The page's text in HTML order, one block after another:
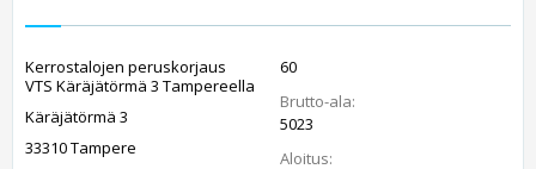
Kerrostalojen peruskorjaus
VTS Käräjätörmä 3 Tampereella
Käräjätörmä 3
33310 Tampere
60
Brutto-ala:
5023
Aloitus: